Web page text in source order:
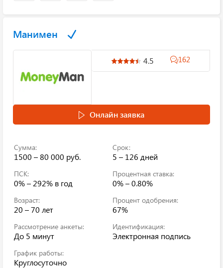
Манимен
4.5 162
Онлайн заявка
Сумма:
1500 – 80 000 руб.
Срок:
5 – 126 дней
ПСК:
0% – 292% в год
Процентная ставка:
0% – 0.80%
Возраст:
20 – 70 лет
Процент одобрения:
67%
Рассмотрение анкеты:
До 5 минут
Идентификация:
Электронная подпись
График работы:
Круглосуточно